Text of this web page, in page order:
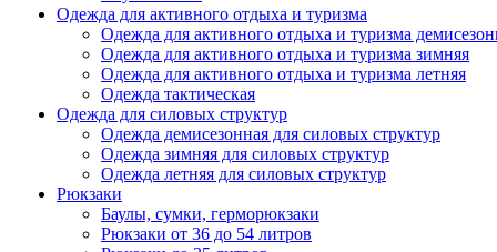
Одежда для активного отдыха и туризма
Одежда для активного отдыха и туризма
Одежда для активного отдыха и туризма зимняя
Одежда для активного отдыха и туризма летняя
Одежда тактическая
Одежда для силовых структур
Одежда демисезонная для силовых структур
Одежда зимняя для силовых структур
Одежда летняя для силовых структур
Рюкзаки
Баулы, сумки, герморюкзаки
Рюкзаки от 36 до 54 литров